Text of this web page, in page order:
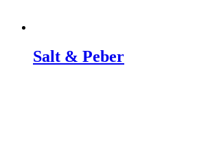
Salt & Peber